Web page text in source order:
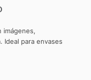
imágenes,
Ideal para envases